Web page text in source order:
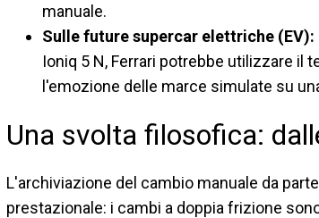
manuale.
Sulle future supercar elettriche (EV):
Ioniq 5 N, Ferrari potrebbe utilizzare il
l'emozione delle marce simulate su
Una svolta filosofica:
L'archiviazione del cambio manuale da
prestazionale: i cambi a doppia frizione